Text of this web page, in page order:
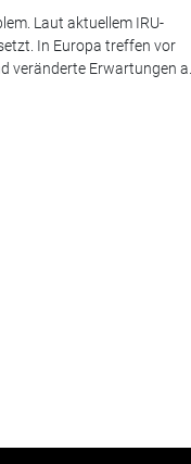
Laut aktuellem IRU-
In Europa treffen vor
veränderte Erwartungen a...